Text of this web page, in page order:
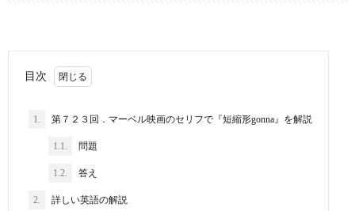
目次
1. 第７２３回．マーベル映画のセリフで『短縮形gonna』を解説
1.1. 問題
1.2. 答え
2. 詳しい英語の解説